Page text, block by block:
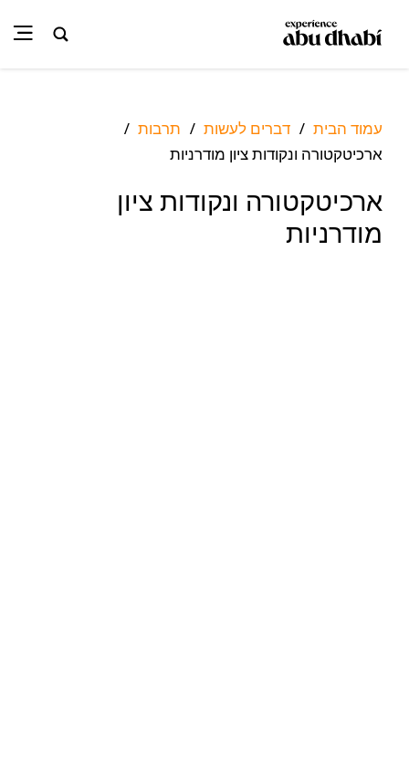
עמוד הבית / דברים לעשות / תרבות /
ארכיטקטורה ונקודות ציון מודרניות
ארכיטקטורה ונקודות ציון
מודרניות